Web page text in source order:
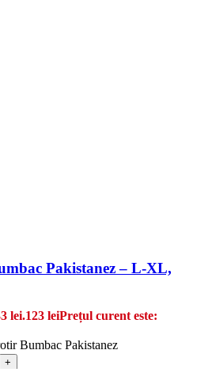
Pakistanez – L-XL,
lei.123 leiPrețul curent este:
Bumbac Pakistanez
+